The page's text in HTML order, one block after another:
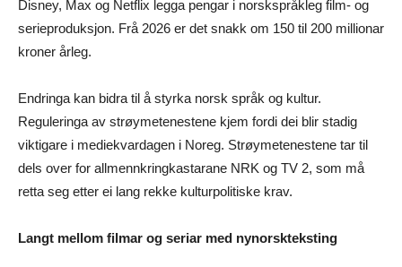
Disney, Max og Netflix legga pengar i norskspråkleg film- og
serieproduksjon. Frå 2026 er det snakk om 150 til 200 millionar
kroner årleg.
Endringa kan bidra til å styrka norsk språk og kultur.
Reguleringa av strøymetenestene kjem fordi dei blir stadig
viktigare i mediekvardagen i Noreg. Strøymetenestene tar til
dels over for allmennkringkastarane NRK og TV 2, som må
retta seg etter ei lang rekke kulturpolitiske krav.
Langt mellom filmar og seriar med nynorskteksting